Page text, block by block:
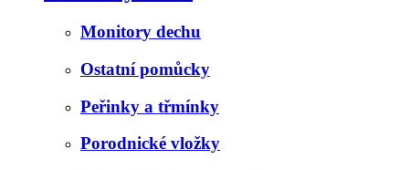
Monitory dechu
Ostatní pomůcky
Peřinky a třmínky
Porodnické vložky